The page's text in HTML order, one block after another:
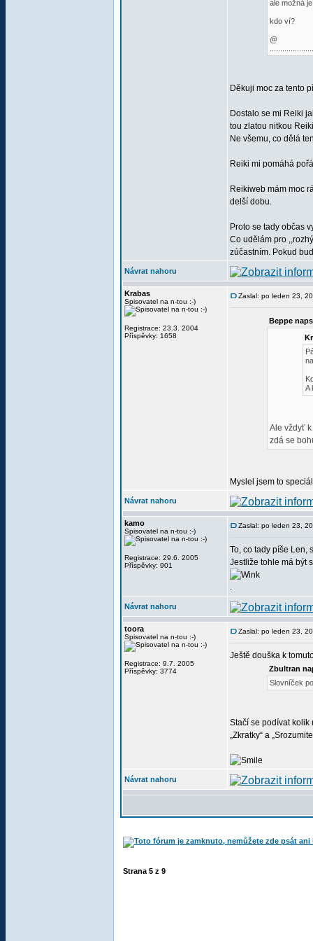
ale možná
kdo ví?
@
Děkuji moc za tento
Dostalo se mi Reiki
tou zlatou nitkou
Ne všemu, co dělá
Reiki mi pomáhá
Reikiweb mám moc
delší dobu.
Proto se tady občas
Co udělám pro
zúčastním. Pokud
Návrat nahoru
Krabas
Spisovatel na n-tou :-)
Registrace: 23.3. 2004
Příspěvky: 1658
Zaslal: po leden 23,
Beppe
A
Ale vždyť
zdá se
Myslel jsem to
Návrat nahoru
kamo
Spisovatel na n-tou :-)
Registrace: 29.6. 2005
Příspěvky: 901
Zaslal: po leden 23,
To, co tady píše Len,
Jestliže tohle má být
.
Návrat nahoru
toora
Spisovatel na n-tou :-)
Registrace: 9.7. 2005
Příspěvky: 3774
Zaslal: po leden 23,
Ještě douška k
Zbultran
Slovníček
Stačí se podívat kolik
„Zkratky“ a
Návrat nahoru
Strana 5 z 9